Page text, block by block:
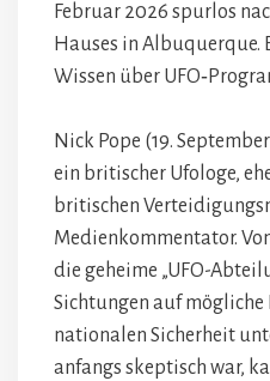
Februar 2026 spurlos
Hauses in Albuquerque.
Wissen über
Nick Pope (19.
ein britischer Ufologe,
britischen
Medienkommentator.
die geheime „UFO-
Sichtungen auf mögliche
nationalen Sicherheit
anfangs skeptisch war,